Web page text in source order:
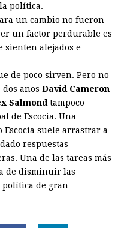
política.
un cambio no fueron
un factor perdurable es
sienten alejados e
de poco sirven. Pero no
años David Cameron
Salmond tampoco
de Escocia. Una
suele arrastrar a
respuestas
Una de las tareas más
de disminuir las
de gran